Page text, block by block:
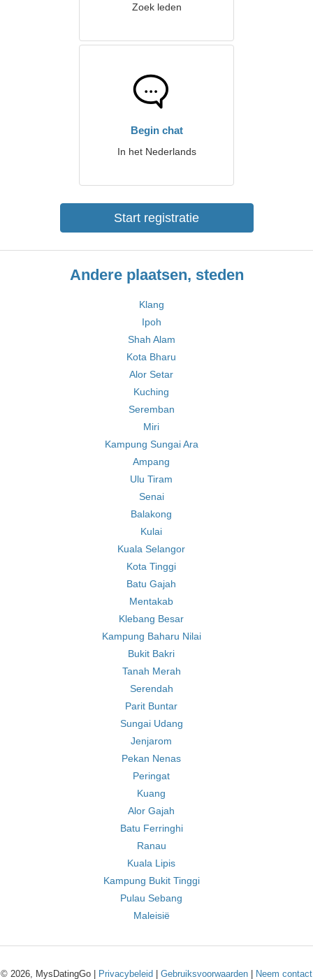
Zoek leden
Begin chat
In het Nederlands
Start registratie
Andere plaatsen, steden
Klang
Ipoh
Shah Alam
Kota Bharu
Alor Setar
Kuching
Seremban
Miri
Kampung Sungai Ara
Ampang
Ulu Tiram
Senai
Balakong
Kulai
Kuala Selangor
Kota Tinggi
Batu Gajah
Mentakab
Klebang Besar
Kampung Baharu Nilai
Bukit Bakri
Tanah Merah
Serendah
Parit Buntar
Sungai Udang
Jenjarom
Pekan Nenas
Peringat
Kuang
Alor Gajah
Batu Ferringhi
Ranau
Kuala Lipis
Kampung Bukit Tinggi
Pulau Sebang
Maleisië
© 2026, MysDatingGo | Privacybeleid Gebruiksvoorwaarden Neem contact